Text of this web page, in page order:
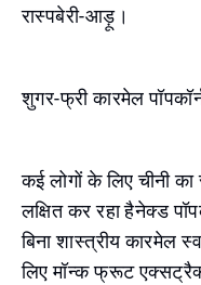
रास्पबेरी-आड़ू।
शुगर-फ्री कारमेल
कई लोगों के लिए चीनी
लक्षित कर रहा हैनेक्ड
बिना शास्त्रीय कारमेल
लिए मॉन्क फ्रूट